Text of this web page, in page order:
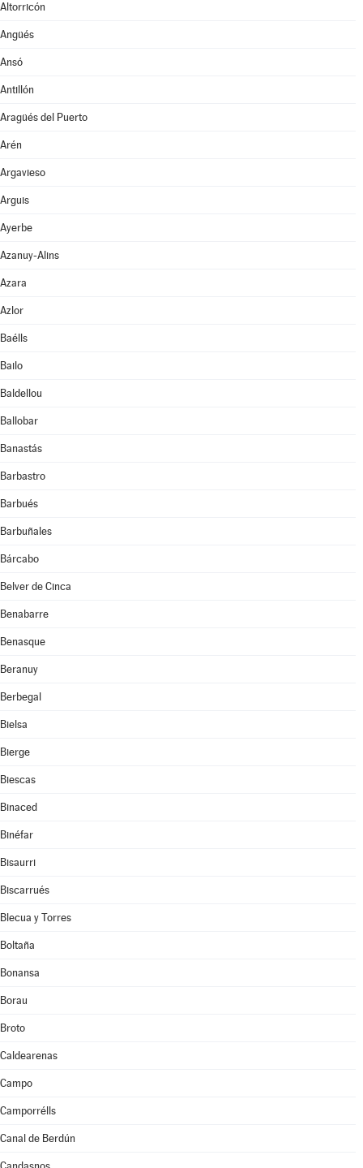
Altorricón
Angüés
Ansó
Antillón
Aragüés del Puerto
Arén
Argavieso
Arguis
Ayerbe
Azanuy-Alins
Azara
Azlor
Baélls
Bailo
Baldellou
Ballobar
Banastás
Barbastro
Barbués
Barbuñales
Bárcabo
Belver de Cinca
Benabarre
Benasque
Beranuy
Berbegal
Bielsa
Bierge
Biescas
Binaced
Binéfar
Bisaurri
Biscarrués
Blecua y Torres
Boltaña
Bonansa
Borau
Broto
Caldearenas
Campo
Camporrélls
Canal de Berdún